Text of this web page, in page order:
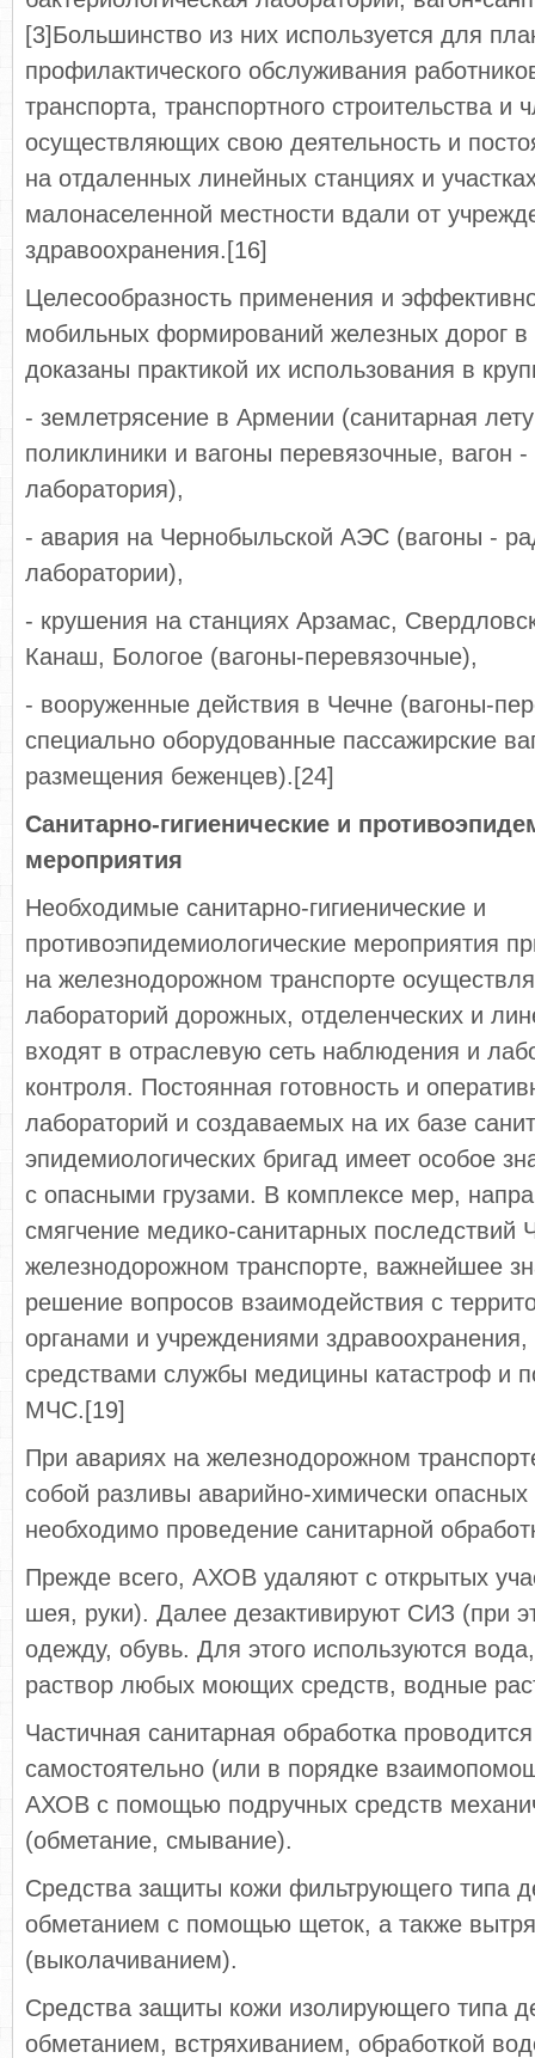
[3]Большинство из них используется для
профилактического обслуживания
транспорта, транспортного строительства и
осуществляющих свою деятельность и
на отдаленных линейных станциях и
малонаселенной местности вдали от
здравоохранения.[16]
Целесообразность применения и
мобильных формирований железных дорог
доказаны практикой их использования в
- землетрясение в Армении (санитарная
поликлиники и вагоны перевязочные, вагон -
лаборатория),
- авария на Чернобыльской АЭС (вагоны -
лаборатории),
- крушения на станциях Арзамас,
Канаш, Бологое (вагоны-перевязочные),
- вооруженные действия в Чечне (вагоны-
специально оборудованные пассажирские
размещения беженцев).[24]
Санитарно-гигиенические и
мероприятия
Необходимые санитарно-гигиенические и
противоэпидемиологические мероприятия
на железнодорожном транспорте
лабораторий дорожных, отделенческих и
входят в отраслевую сеть наблюдения и
контроля. Постоянная готовность и
лабораторий и создаваемых на их базе
эпидемиологических бригад имеет особое
с опасными грузами. В комплексе мер,
смягчение медико-санитарных последствий
железнодорожном транспорте, важнейшее
решение вопросов взаимодействия с
органами и учреждениями
средствами службы медицины катастроф и
МЧС.[19]
При авариях на железнодорожном
собой разливы аварийно-химически
необходимо проведение санитарной
Прежде всего, АХОВ удаляют с открытых
шея, руки). Далее дезактивируют СИЗ (при
одежду, обувь. Для этого используются
раствор любых моющих средств, водные
Частичная санитарная обработка
самостоятельно (или в порядке
АХОВ с помощью подручных средств
(обметание, смывание).
Средства защиты кожи фильтрующего типа
обметанием с помощью щеток, а также
(выколачиванием).
Средства защиты кожи изолирующего типа
обметанием, встряхиванием, обработкой